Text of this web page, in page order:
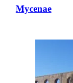
Mycenae